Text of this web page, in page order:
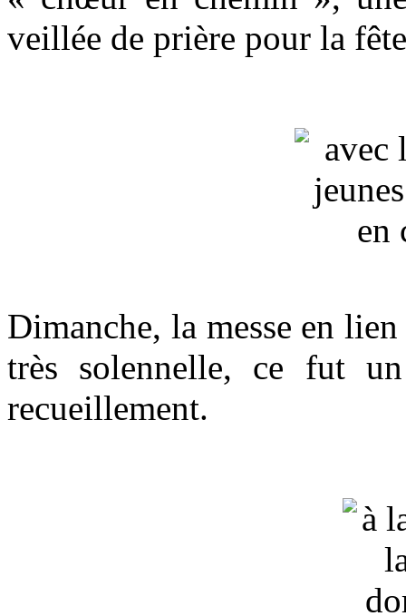
veillée de prière pour la
Dimanche, la messe en
très solennelle, ce fut
recueillement.